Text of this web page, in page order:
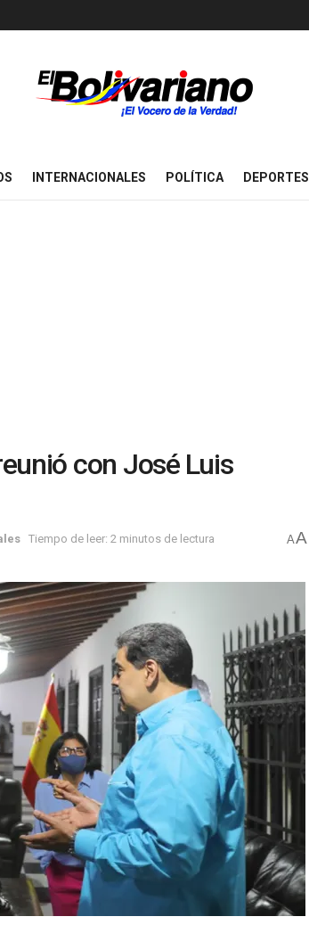
INTERNACIONALES POLÍTICA DEPORTES
con José Luis
Tiempo de leer: 2 minutos de lectura AA